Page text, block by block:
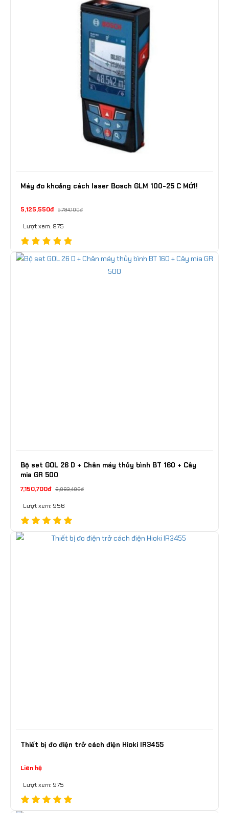
Máy đo khoảng cách laser Bosch GLM 100-25 C MỚI!
5,125,550đ 5,794,100đ
Lượt xem: 975
Bộ set GOL 26 D + Chân máy thủy bình BT 160 + Cây
mia GR 500
7,150,700đ 8,083,400đ
Lượt xem: 956
Thiết bị đo điện trở cách điện Hioki IR3455
Liên hệ
Lượt xem: 975